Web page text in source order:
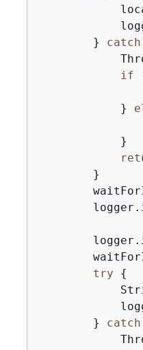
        }
catch
if
            }
            }
        }
try
{
        }
catch